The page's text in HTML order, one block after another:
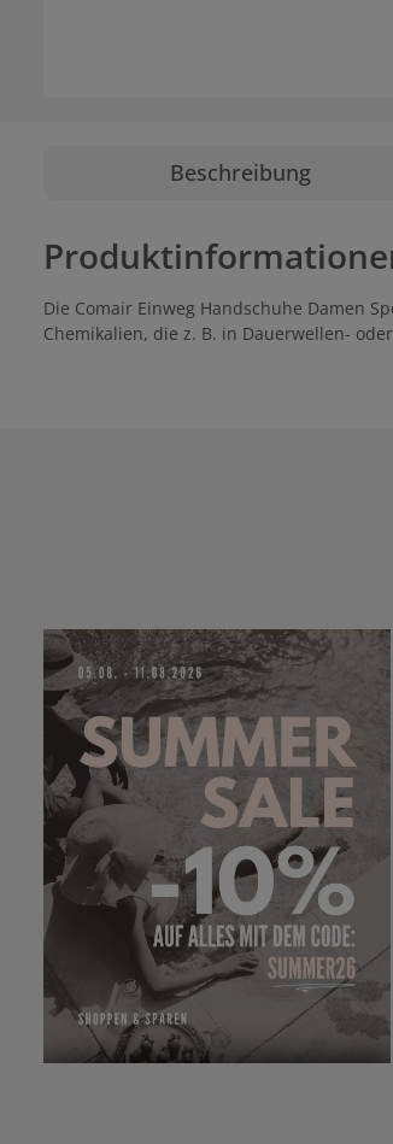
Beschreibung
Die Comair Einweg Handschuhe Damen
Chemikalien, die z. B. in Dauerwellen-